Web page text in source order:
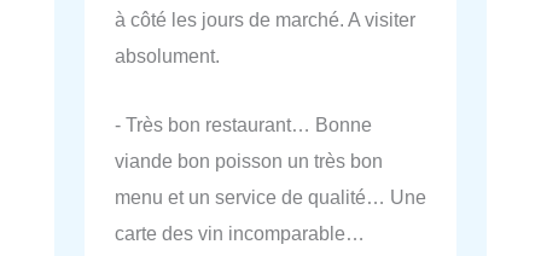
à côté les jours de marché. A visiter
absolument.
- Très bon restaurant… Bonne
viande bon poisson un très bon
menu et un service de qualité… Une
carte des vin incomparable…